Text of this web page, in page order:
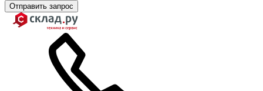
Отправить запрос